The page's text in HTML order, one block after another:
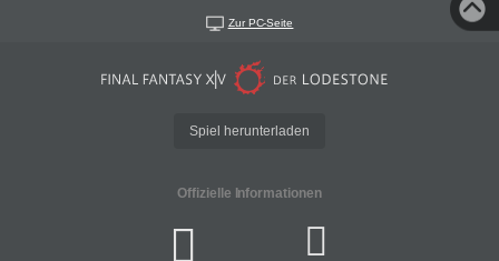
Zur PC-Seite
Spiel herunterladen
Offizielle Informationen